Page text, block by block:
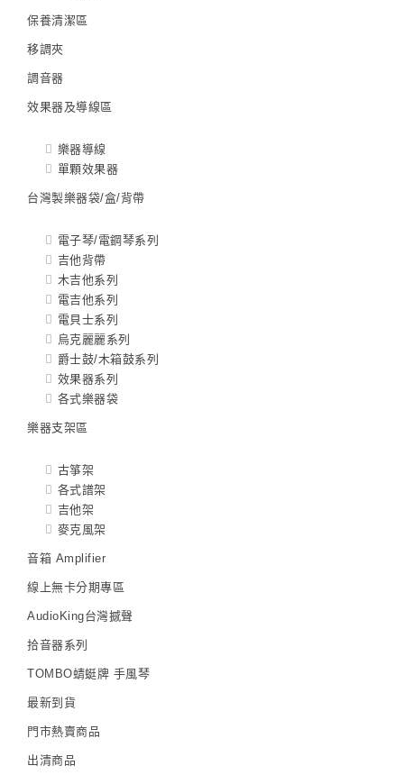
保養清潔區
移調夾
調音器
效果器及導線區
樂器導線
單顆效果器
台灣製樂器袋/盒/背帶
電子琴/電鋼琴系列
吉他背帶
木吉他系列
電吉他系列
電貝士系列
烏克麗麗系列
爵士鼓/木箱鼓系列
效果器系列
各式樂器袋
樂器支架區
古箏架
各式譜架
吉他架
麥克風架
音箱 Amplifier
線上無卡分期專區
AudioKing台灣撼聲
拾音器系列
TOMBO蜻蜓牌 手風琴
最新到貨
門市熱賣商品
出清商品